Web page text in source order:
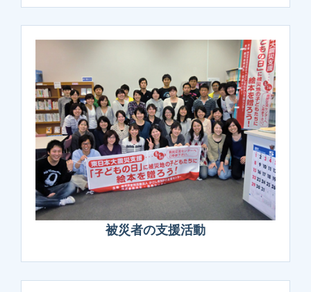
被災者の支援活動